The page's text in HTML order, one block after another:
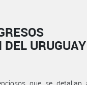
URUGUAY